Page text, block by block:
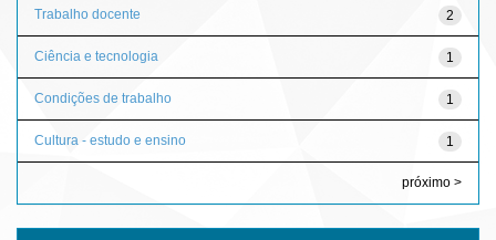
2
Trabalho docente
1
Ciência e tecnologia
1
Condições de trabalho
1
Cultura - estudo e ensino
próximo >